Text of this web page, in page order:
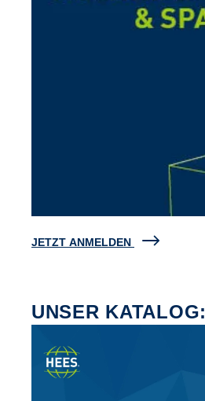
JETZT ANMELDEN
UNSER KATALOG: